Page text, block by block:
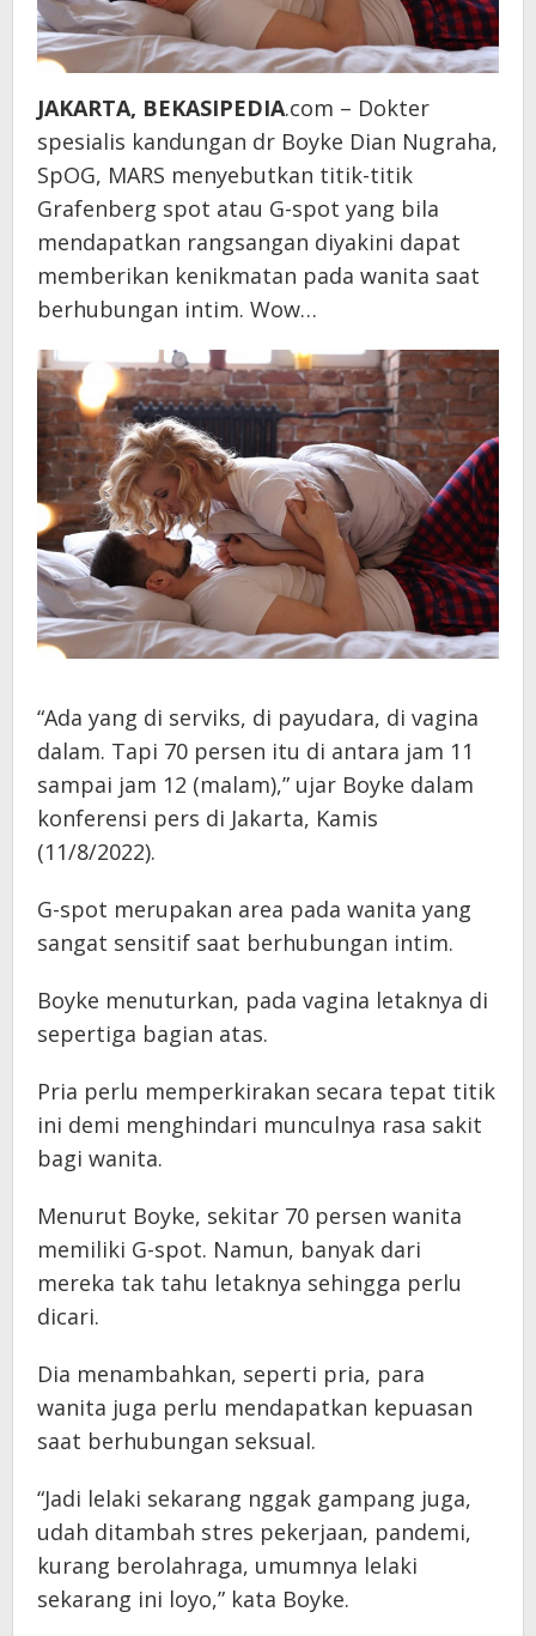
JAKARTA, BEKASIPEDIA.com – Dokter
spesialis kandungan dr Boyke Dian Nugraha,
SpOG, MARS menyebutkan titik-titik
Grafenberg spot atau G-spot yang bila
mendapatkan rangsangan diyakini dapat
memberikan kenikmatan pada wanita saat
berhubungan intim. Wow…
“Ada yang di serviks, di payudara, di vagina
dalam. Tapi 70 persen itu di antara jam 11
sampai jam 12 (malam),” ujar Boyke dalam
konferensi pers di Jakarta, Kamis
(11/8/2022).
G-spot merupakan area pada wanita yang
sangat sensitif saat berhubungan intim.
Boyke menuturkan, pada vagina letaknya di
sepertiga bagian atas.
Pria perlu memperkirakan secara tepat titik
ini demi menghindari munculnya rasa sakit
bagi wanita.
Menurut Boyke, sekitar 70 persen wanita
memiliki G-spot. Namun, banyak dari
mereka tak tahu letaknya sehingga perlu
dicari.
Dia menambahkan, seperti pria, para
wanita juga perlu mendapatkan kepuasan
saat berhubungan seksual.
“Jadi lelaki sekarang nggak gampang juga,
udah ditambah stres pekerjaan, pandemi,
kurang berolahraga, umumnya lelaki
sekarang ini loyo,” kata Boyke.